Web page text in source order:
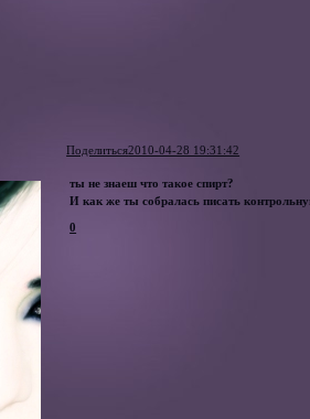
Поделиться2010-04-28 19:31:42
ты не знаеш что такое спирт?
И как же ты собралась писать
0